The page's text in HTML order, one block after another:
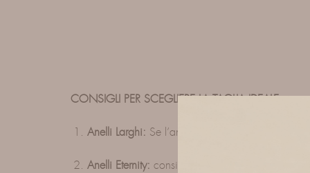
CONSIGLI PER SCEGLIERE LA TAGLIA IDEALE
Anelli Larghi: Se l’anello che desideri ha una
Anelli Eternity: considera che questa tipologia